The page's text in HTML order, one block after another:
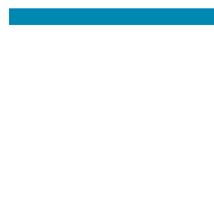
Остались вопросы